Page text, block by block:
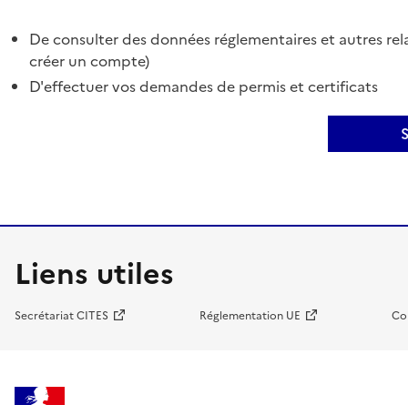
De consulter des données réglementaires et autres
créer un compte)
D'effectuer vos demandes de permis et certificats
Liens utiles
Secrétariat CITES Réglementation UE